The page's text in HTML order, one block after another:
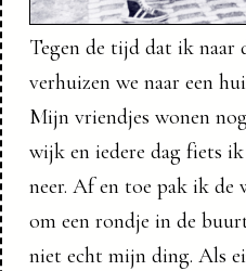
Tegen de tijd dat ik naar
verhuizen we naar een
Mijn vriendjes wonen
wijk en iedere dag fiets
neer. Af en toe pak ik de
om een rondje in de
niet echt mijn ding. Als